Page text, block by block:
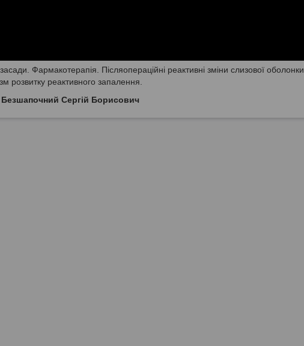
Фармакотерапія. Післяопераційні реактивні зміни слизової оболонки
розвитку реактивного запалення.
Безшапочний Сергій Борисович